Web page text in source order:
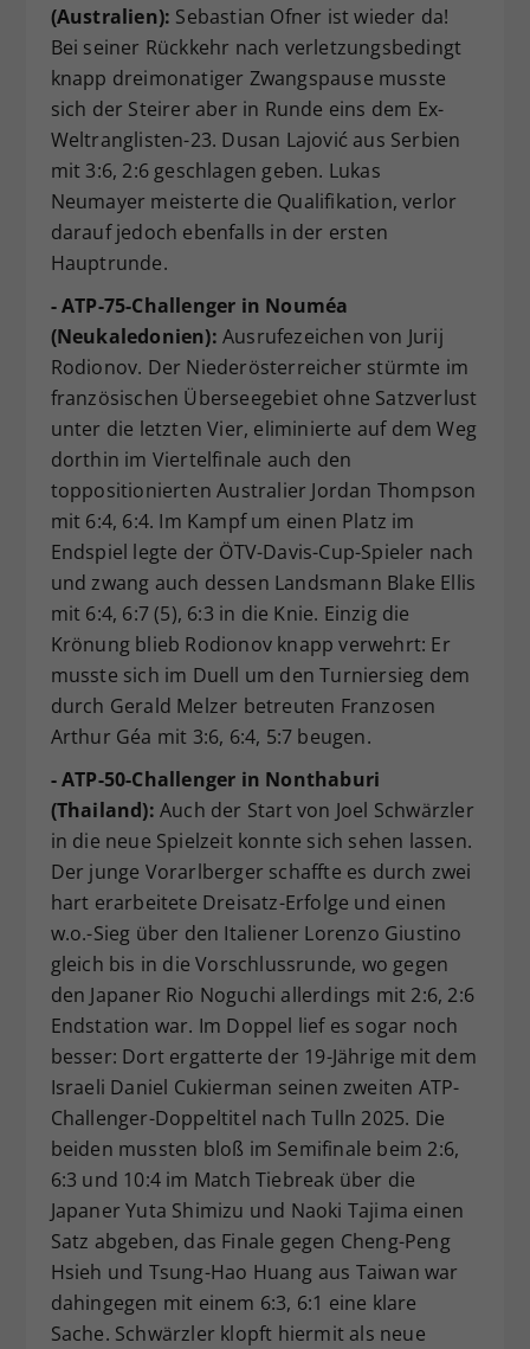
(Australien): Sebastian Ofner ist wieder da!
Bei seiner Rückkehr nach verletzungsbedingt
knapp dreimonatiger Zwangspause musste
sich der Steirer aber in Runde eins dem Ex-
Weltranglisten-23. Dusan Lajović aus Serbien
mit 3:6, 2:6 geschlagen geben. Lukas
Neumayer meisterte die Qualifikation, verlor
darauf jedoch ebenfalls in der ersten
Hauptrunde.
- ATP-75-Challenger in Nouméa
(Neukaledonien): Ausrufezeichen von Jurij
Rodionov. Der Niederösterreicher stürmte im
französischen Überseegebiet ohne Satzverlust
unter die letzten Vier, eliminierte auf dem Weg
dorthin im Viertelfinale auch den
toppositionierten Australier Jordan Thompson
mit 6:4, 6:4. Im Kampf um einen Platz im
Endspiel legte der ÖTV-Davis-Cup-Spieler nach
und zwang auch dessen Landsmann Blake Ellis
mit 6:4, 6:7 (5), 6:3 in die Knie. Einzig die
Krönung blieb Rodionov knapp verwehrt: Er
musste sich im Duell um den Turniersieg dem
durch Gerald Melzer betreuten Franzosen
Arthur Géa mit 3:6, 6:4, 5:7 beugen.
- ATP-50-Challenger in Nonthaburi
(Thailand): Auch der Start von Joel Schwärzler
in die neue Spielzeit konnte sich sehen lassen.
Der junge Vorarlberger schaffte es durch zwei
hart erarbeitete Dreisatz-Erfolge und einen
w.o.-Sieg über den Italiener Lorenzo Giustino
gleich bis in die Vorschlussrunde, wo gegen
den Japaner Rio Noguchi allerdings mit 2:6, 2:6
Endstation war. Im Doppel lief es sogar noch
besser: Dort ergatterte der 19-Jährige mit dem
Israeli Daniel Cukierman seinen zweiten ATP-
Challenger-Doppeltitel nach Tulln 2025. Die
beiden mussten bloß im Semifinale beim 2:6,
6:3 und 10:4 im Match Tiebreak über die
Japaner Yuta Shimizu und Naoki Tajima einen
Satz abgeben, das Finale gegen Cheng-Peng
Hsieh und Tsung-Hao Huang aus Taiwan war
dahingegen mit einem 6:3, 6:1 eine klare
Sache. Schwärzler klopft hiermit als neue